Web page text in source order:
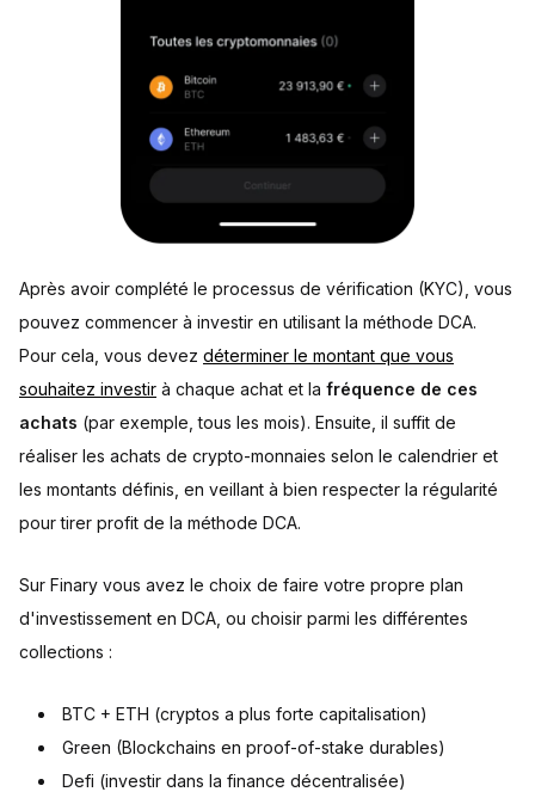
Après avoir complété le processus de vérification (KYC), vous
pouvez commencer à investir en utilisant la méthode DCA.
Pour cela, vous devez déterminer le montant que vous
souhaitez investir à chaque achat et la fréquence de ces
achats (par exemple, tous les mois). Ensuite, il suffit de
réaliser les achats de crypto-monnaies selon le calendrier et
les montants définis, en veillant à bien respecter la régularité
pour tirer profit de la méthode DCA.
Sur Finary vous avez le choix de faire votre propre plan
d'investissement en DCA, ou choisir parmi les différentes
collections :
BTC + ETH (cryptos a plus forte capitalisation)
Green (Blockchains en proof-of-stake durables)
Defi (investir dans la finance décentralisée)